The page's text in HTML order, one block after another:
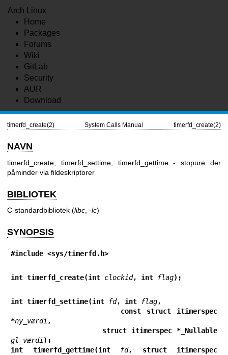
Arch Linux
Home
Packages
Forums
Wiki
GitLab
Security
AUR
Download
timerfd_create(2) System Calls Manual timerfd_create(2)
NAVN
timerfd_create, timerfd_settime, timerfd_gettime - stopure der
påminder via fildeskriptorer
BIBLIOTEK
C-standardbibliotek (libc -lc)
SYNOPSIS
#include <sys/timerfd.h>
int timerfd_create(int clockid, int flag);
int timerfd_settime(int fd, int flag,
*ny_værdi ,
gl_værdi);
int timerfd_gettime(int
fd, struct itimerspec